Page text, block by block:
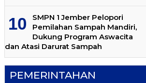
SMPN 1 Jember Pelopori
Pemilahan Sampah Mandiri,
Dukung Program Aswacita
dan Atasi Darurat Sampah
PEMERINTAHAN